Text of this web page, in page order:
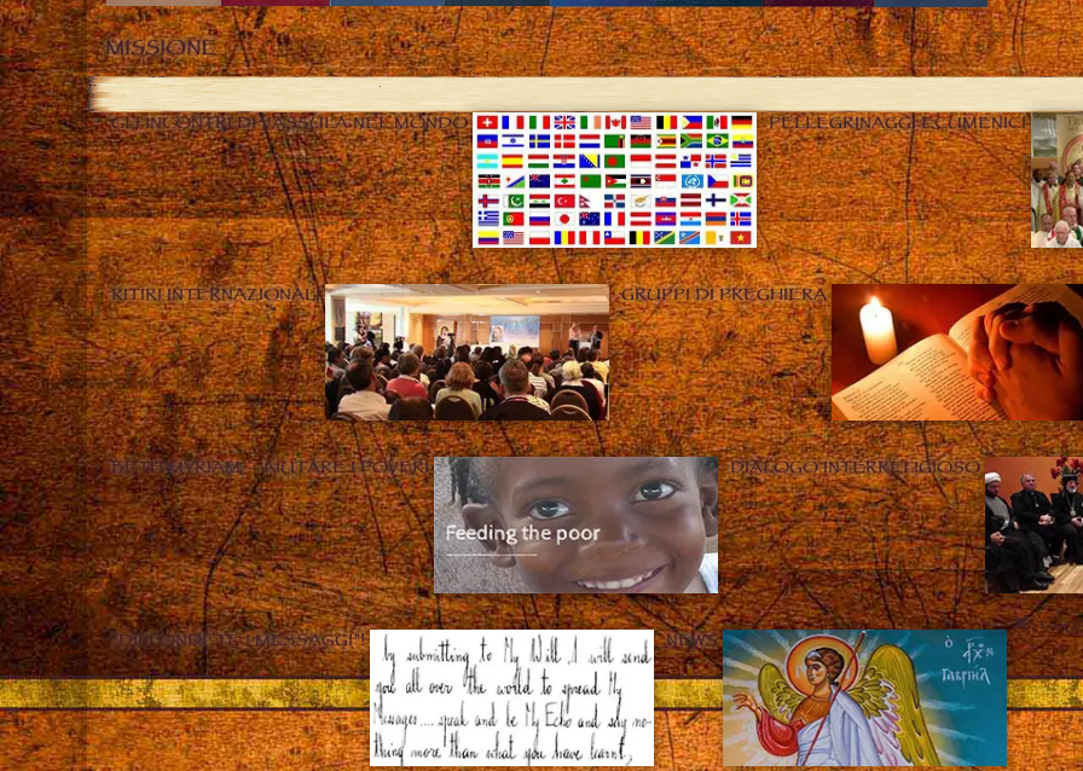
MISSIONE
GLI INCONTRI DI VASSULA NEL MONDO PELLEGRINAGGI ECUMENICI
RITIRI INTERNAZIONALI GRUPPI DI PREGHIERA
BETH MYRIAM – AIUTARE I POVERI DIALOGO INTERRELIGIOSO
“DIFFONDETE I MESSAGGI”! NEWS